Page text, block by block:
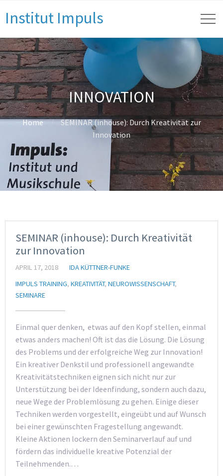
Institut Impuls
INNOVATION
Home
SEMINAR (inhouse): Durch Kreativität zur
Innovation
SEMINAR (inhouse): Durch Kreativität
zur Innovation
APRIL 17, 2018
IDA KÜTTNER-FUNKE
IMPULS TRAINING, KREATIVITÄT, NEUROWISSENSCHAFT,
SEMINARE
Einmal quer denken, etwas auf den Kopf stellen, einmal
etwas anders machen! Oft ist das die Lösung. Die Lösung
des Problems und der erfolgreiche Weg zur Innovation!
Ein kreativer Denkstil und professionell angewandte
Kreativitätstechniken eignen sich nicht nur zur
Unterstützung bei der Ideenfindung, sondern auch dazu,
neue Wege der Problemlösung zu gehen. Einige dieser
Techniken werden vorgestellt, eingeübt und auf Wunsch
bei einer gewünschten Fragestellung angewandt.
Kleine Aktionen lockern den Seminarverlauf auf und
fördern das individuelle kreative Potenzial der
Teilnehmenden.…